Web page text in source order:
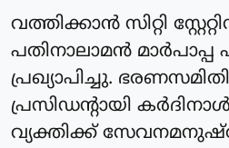
വത്തിക്കാന്‍ സിറ്റി
പതിനാലാമന്‍
പ്രഖ്യാപിച്ചു.
പ്രസിഡന്റായി
വ്യക്തിക്ക്